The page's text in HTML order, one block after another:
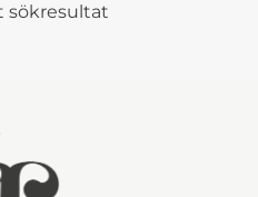
sökresultat